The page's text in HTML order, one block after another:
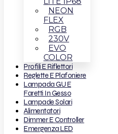
NEON
FLEX
RGB
230V
EVO
COLOR
Profili E Riflettori
Reglette E Plafoniere
Lampada GU E
Faretti In Gesso
Lampade Solari
Alimentatori
Dimmer E Controller
Emergenza LED